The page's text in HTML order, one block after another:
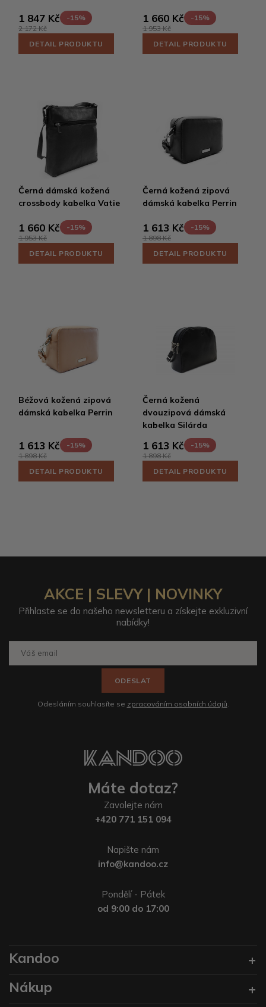
1 847 Kč
-15%
2 172 Kč
DETAIL PRODUKTU
1 660 Kč
-15%
1 953 Kč
DETAIL PRODUKTU
Černá dámská kožená
crossbody kabelka Vatie
1 660 Kč
-15%
1 953 Kč
DETAIL PRODUKTU
Černá kožená zipová
dámská kabelka Perrin
1 613 Kč
-15%
1 898 Kč
DETAIL PRODUKTU
Béžová kožená zipová
dámská kabelka Perrin
1 613 Kč
-15%
1 898 Kč
DETAIL PRODUKTU
Černá kožená
dvouzipová dámská
kabelka Silárda
1 613 Kč
-15%
1 898 Kč
DETAIL PRODUKTU
AKCE | SLEVY | NOVINKY
Přihlaste se do našeho newsletteru a získejte exkluzivní
nabídky!
ODESLAT
Odesláním souhlasíte se zpracováním osobních údajů
Máte dotaz?
Zavolejte nám
+420 771 151 094
Napište nám
info@kandoo.cz
Pondělí - Pátek
od 9:00 do 17:00
Kandoo
Nákup